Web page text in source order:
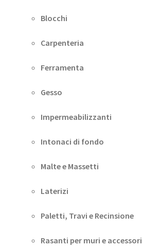
Blocchi
Carpenteria
Ferramenta
Gesso
Impermeabilizzanti
Intonaci di fondo
Malte e Massetti
Laterizi
Paletti, Travi e Recinsione
Rasanti per muri e accessori